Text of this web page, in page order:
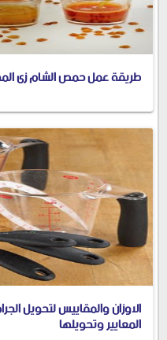
طريقة عمل حمص الشام زى
الاوزان والمقاييس لتحويل
المعايير وتحويلها